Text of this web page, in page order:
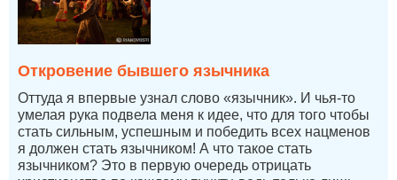
Откровение бывшего язычника
Оттуда я впервые узнал слово «язычник». И чья-то
умелая рука подвела меня к идее, что для того чтобы
стать сильным, успешным и победить всех нацменов
я должен стать язычником! А что такое стать
язычником? Это в первую очередь отрицать